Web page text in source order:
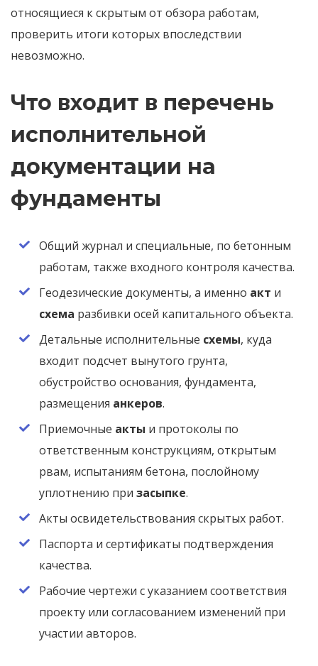
относящиеся к скрытым от обзора работам,
проверить итоги которых впоследствии
невозможно.
Что входит в перечень
исполнительной
документации на
фундаменты
Общий журнал и специальные, по бетонным
работам, также входного контроля качества.
Геодезические документы, а именно акт и
схема разбивки осей капитального объекта.
Детальные исполнительные схемы, куда
входит подсчет вынутого грунта,
обустройство основания, фундамента,
размещения анкеров.
Приемочные акты и протоколы по
ответственным конструкциям, открытым
рвам, испытаниям бетона, послойному
уплотнению при засыпке.
Акты освидетельствования скрытых работ.
Паспорта и сертификаты подтверждения
качества.
Рабочие чертежи с указанием соответствия
проекту или согласованием изменений при
участии авторов.